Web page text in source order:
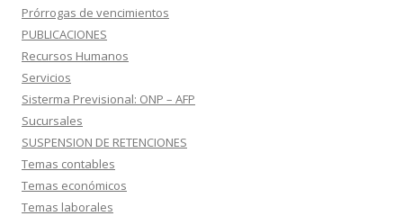
Prórrogas de vencimientos
PUBLICACIONES
Recursos Humanos
Servicios
Sisterma Previsional: ONP – AFP
Sucursales
SUSPENSION DE RETENCIONES
Temas contables
Temas económicos
Temas laborales